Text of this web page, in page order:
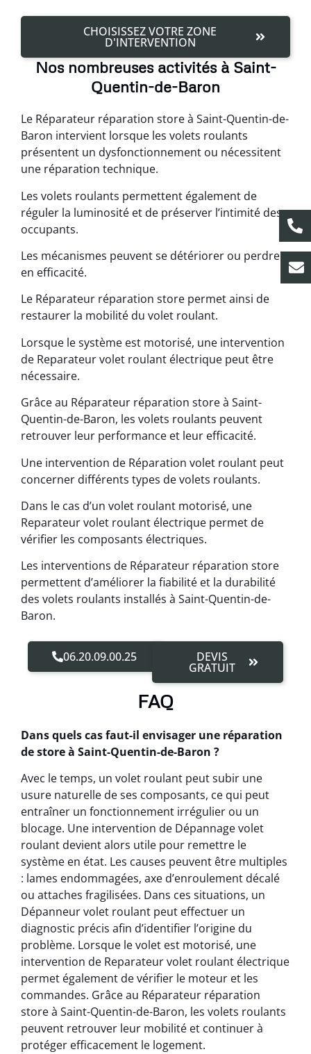
CHOISISSEZ VOTRE ZONE
D'INTERVENTION
Nos nombreuses activités à Saint-
Quentin-de-Baron
Le Réparateur réparation store à Saint-Quentin-de-
Baron intervient lorsque les volets roulants
présentent un dysfonctionnement ou nécessitent
une réparation technique.
Les volets roulants permettent également de
réguler la luminosité et de préserver l’intimité des
occupants.
Les mécanismes peuvent se détériorer ou perdre
en efficacité.
Le Réparateur réparation store permet ainsi de
restaurer la mobilité du volet roulant.
Lorsque le système est motorisé, une intervention
de Reparateur volet roulant électrique peut être
nécessaire.
Grâce au Réparateur réparation store à Saint-
Quentin-de-Baron, les volets roulants peuvent
retrouver leur performance et leur efficacité.
Une intervention de Réparation volet roulant peut
concerner différents types de volets roulants.
Dans le cas d’un volet roulant motorisé, une
Reparateur volet roulant électrique permet de
vérifier les composants électriques.
Les interventions de Réparateur réparation store
permettent d’améliorer la fiabilité et la durabilité
des volets roulants installés à Saint-Quentin-de-
Baron.
06.20.09.00.25 DEVIS
GRATUIT
FAQ
Dans quels cas faut-il envisager une réparation
de store à Saint-Quentin-de-Baron ?
Avec le temps, un volet roulant peut subir une
usure naturelle de ses composants, ce qui peut
entraîner un fonctionnement irrégulier ou un
blocage. Une intervention de Dépannage volet
roulant devient alors utile pour remettre le
système en état. Les causes peuvent être multiples
: lames endommagées, axe d’enroulement décalé
ou attaches fragilisées. Dans ces situations, un
Dépanneur volet roulant peut effectuer un
diagnostic précis afin d’identifier l’origine du
problème. Lorsque le volet est motorisé, une
intervention de Reparateur volet roulant électrique
permet également de vérifier le moteur et les
commandes. Grâce au Réparateur réparation
store à Saint-Quentin-de-Baron, les volets roulants
peuvent retrouver leur mobilité et continuer à
protéger efficacement le logement.